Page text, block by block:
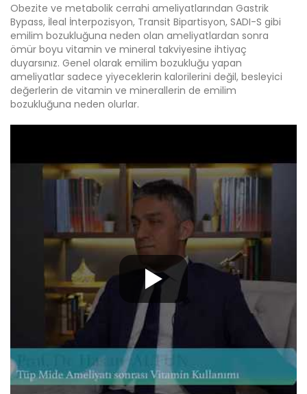
Obezite ve metabolik cerrahi ameliyatlarından Gastrik
Bypass, İleal İnterpozisyon, Transit Bipartisyon, SADI-S gibi
emilim bozukluğuna neden olan ameliyatlardan sonra
ömür boyu vitamin ve mineral takviyesine ihtiyaç
duyarsınız. Genel olarak emilim bozukluğu yapan
ameliyatlar sadece yiyeceklerin kalorilerini değil, besleyici
değerlerin de vitamin ve minerallerin de emilim
bozukluğuna neden olurlar.